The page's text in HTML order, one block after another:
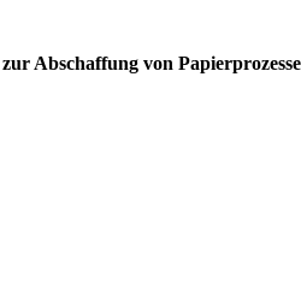
Abschaffung von